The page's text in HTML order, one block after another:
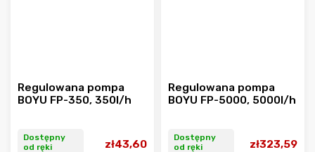
Regulowana pompa
BOYU FP-350, 350l/h
Dostępny
od ręki
zł43,60
Regulowana pompa
BOYU FP-5000, 5000l/h
Dostępny
od ręki
zł323,59